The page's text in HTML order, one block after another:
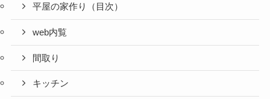
平屋の家作り（目次）
web内覧
間取り
キッチン